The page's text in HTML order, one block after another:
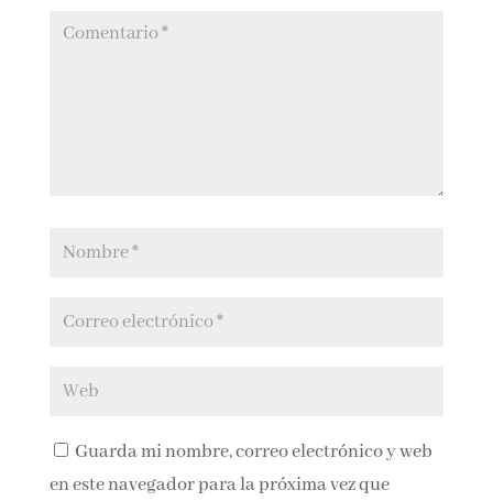
Guarda mi nombre, correo electrónico y
web en este navegador para la próxima vez que